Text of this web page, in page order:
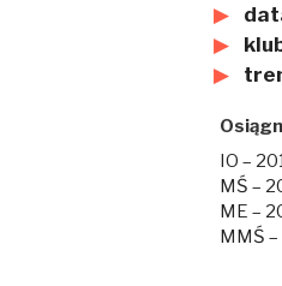
IO –
MŚ –
ME –
MMŚ –